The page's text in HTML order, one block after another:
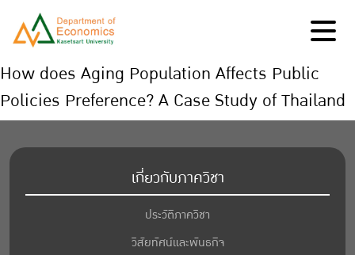
How does Aging Population Affects Public
Policies Preference? A Case Study of Thailand
เกี่ยวกับภาควิชา
ประวัติภาควิชา
วิสัยทัศน์และพันธกิจ